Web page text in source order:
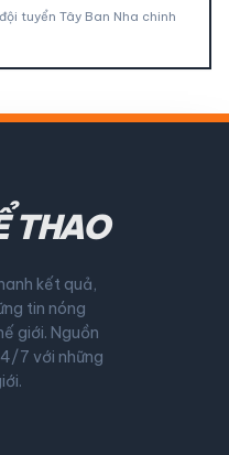
tuyển Tây Ban Nha chinh
THAO
kết quả,
tin nóng
giới. Nguồn
7 với những